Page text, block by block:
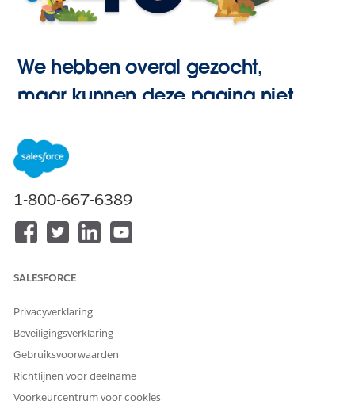
We hebben overal gezocht,
maar kunnen deze pagina niet
1-800-667-6389
SALESFORCE
Privacyverklaring
Beveiligingsverklaring
Gebruiksvoorwaarden
Richtlijnen voor deelname
Voorkeurcentrum voor cookies